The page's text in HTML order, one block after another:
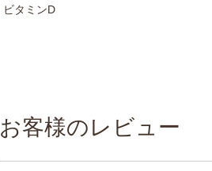
ビタミンD
お客様のレビュー